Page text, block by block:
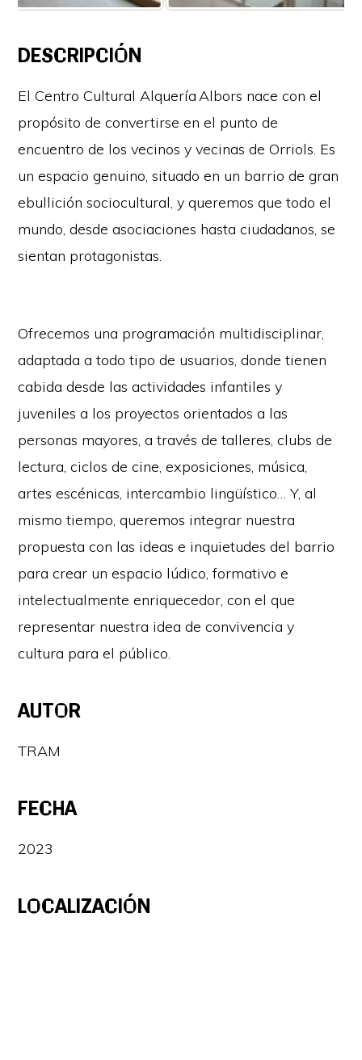
DESCRIPCIÓN
El Centro Cultural Alquería Albors nace con el
propósito de convertirse en el punto de
encuentro de los vecinos y vecinas de Orriols. Es
un espacio genuino, situado en un barrio de gran
ebullición sociocultural, y queremos que todo el
mundo, desde asociaciones hasta ciudadanos, se
sientan protagonistas.
Ofrecemos una programación multidisciplinar,
adaptada a todo tipo de usuarios, donde tienen
cabida desde las actividades infantiles y
juveniles a los proyectos orientados a las
personas mayores, a través de talleres, clubs de
lectura, ciclos de cine, exposiciones, música,
artes escénicas, intercambio lingüístico… Y, al
mismo tiempo, queremos integrar nuestra
propuesta con las ideas e inquietudes del barrio
para crear un espacio lúdico, formativo e
intelectualmente enriquecedor, con el que
representar nuestra idea de convivencia y
cultura para el público.
AUTOR
TRAM
FECHA
2023
LOCALIZACIÓN